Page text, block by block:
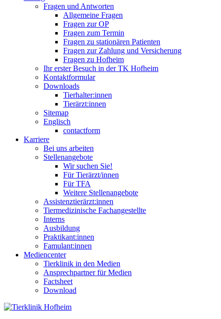
Fragen und Antworten
Allgemeine Fragen
Fragen zur OP
Fragen zum Termin
Fragen zu stationären Patienten
Fragen zur Zahlung und Versicherung
Fragen zu Hofheim
Ihr erster Besuch in der TK Hofheim
Kontaktformular
Downloads
Tierhalter:innen
Tierärzt:innen
Sitemap
Englisch
contactform
Karriere
Bei uns arbeiten
Stellenangebote
Wir suchen Sie!
Für Tierärzt/innen
Für TFA
Weitere Stellenangebote
Assistenztierärzt:innen
Tiermedizinische Fachangestellte
Interns
Ausbildung
Praktikant:innen
Famulant:innen
Mediencenter
Tierklinik in den Medien
Ansprechpartner für Medien
Factsheet
Download